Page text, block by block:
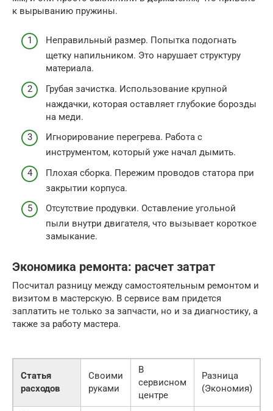
к вырыванию пружины.
Неправильный размер. Попытка подогнать
щетку напильником. Это нарушает структуру
материала.
Грубая зачистка. Использование крупной
наждачки, которая оставляет глубокие борозды
на меди.
Игнорирование перегрева. Работа с
инструментом, который уже начал дымить.
Плохая сборка. Пережим проводов статора при
закрытии корпуса.
Отсутствие продувки. Оставление угольной
пыли внутри двигателя, что вызывает короткое
замыкание.
Экономика ремонта: расчет затрат
Посчитал разницу между самостоятельным ремонтом и
визитом в мастерскую. В сервисе вам придется
заплатить не только за запчасти, но и за диагностику, а
также за работу мастера.
Статья
расходов
Своими
руками
В
сервисном
центре
Разница
(Экономия)